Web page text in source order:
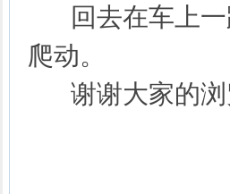
回去在车上一
爬动。
谢谢大家的浏